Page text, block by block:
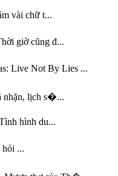
vài chữ t...
giờ cũng đ...
Live Not By Lies ...
nhặn, lịch s�...
hình du...
hỏi ...